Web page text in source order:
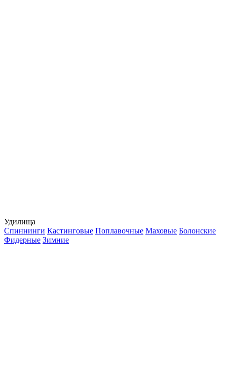
Удилища
Спиннинги Кастинговые Поплавочные Маховые Болонские
Фидерные Зимние